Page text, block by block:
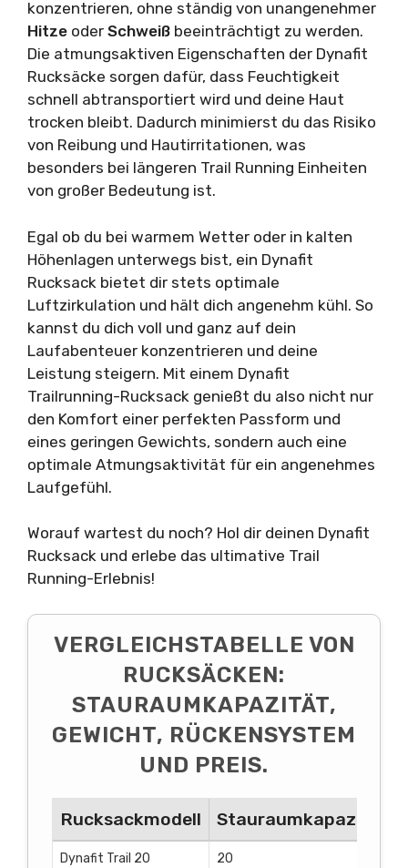
konzentrieren, ohne ständig von unangenehmer
Hitze oder Schweiß beeinträchtigt zu werden.
Die atmungsaktiven Eigenschaften der Dynafit
Rucksäcke sorgen dafür, dass Feuchtigkeit
schnell abtransportiert wird und deine Haut
trocken bleibt. Dadurch minimierst du das Risiko
von Reibung und Hautirritationen, was
besonders bei längeren Trail Running Einheiten
von großer Bedeutung ist.
Egal ob du bei warmem Wetter oder in kalten
Höhenlagen unterwegs bist, ein Dynafit
Rucksack bietet dir stets optimale
Luftzirkulation und hält dich angenehm kühl. So
kannst du dich voll und ganz auf dein
Laufabenteuer konzentrieren und deine
Leistung steigern. Mit einem Dynafit
Trailrunning-Rucksack genießt du also nicht nur
den Komfort einer perfekten Passform und
eines geringen Gewichts, sondern auch eine
optimale Atmungsaktivität für ein angenehmes
Laufgefühl.
Worauf wartest du noch? Hol dir deinen Dynafit
Rucksack und erlebe das ultimative Trail
Running-Erlebnis!
VERGLEICHSTABELLE VON
RUCKSÄCKEN:
STAURAUMKAPAZITÄT,
GEWICHT, RÜCKENSYSTEM
UND PREIS.
Rucksackmodell Stauraumkapazität
Dynafit Trail 20 20